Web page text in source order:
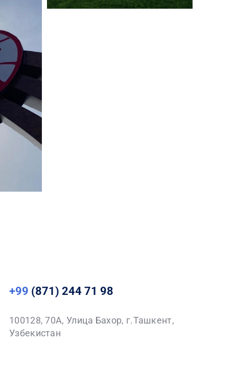
+99 (871) 244 71 98
100128, 70A, Улица Бахор, г.Ташкент,
Узбекистан